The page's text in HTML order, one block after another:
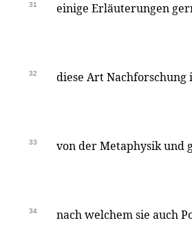
31 einige Erläuterungen
32 diese Art
33 von der Metaphysik und
34 nach welchem sie auch